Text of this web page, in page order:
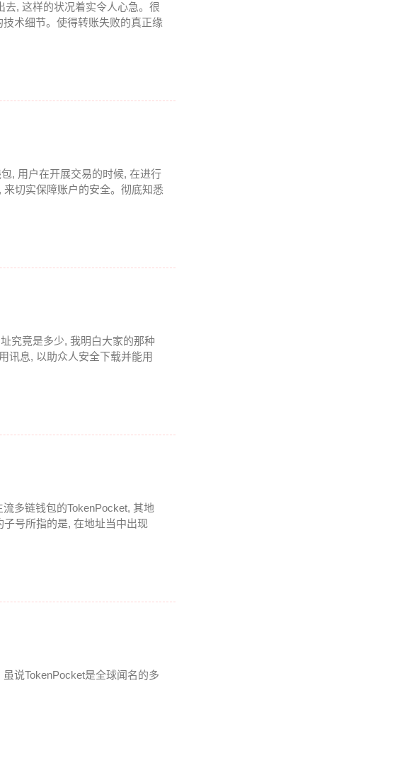
去, 这样的状况着实令人心急。很
术细节。使得转账失败的真正缘
, 用户在开展交易的时候, 在进行
切实保障账户的安全。彻底知悉
究竟是多少, 我明白大家的那种
讯息, 以助众人安全下载并能用
多链钱包的TokenPocket, 其地
号所指的是, 在地址当中出现
说TokenPocket是全球闻名的多